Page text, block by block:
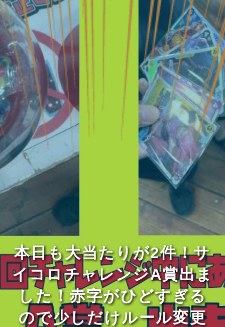
本日も大当たりが2件！サ
イコロチャレンジA賞出ま
した！赤字がひどすぎる
ので少しだけルール変更